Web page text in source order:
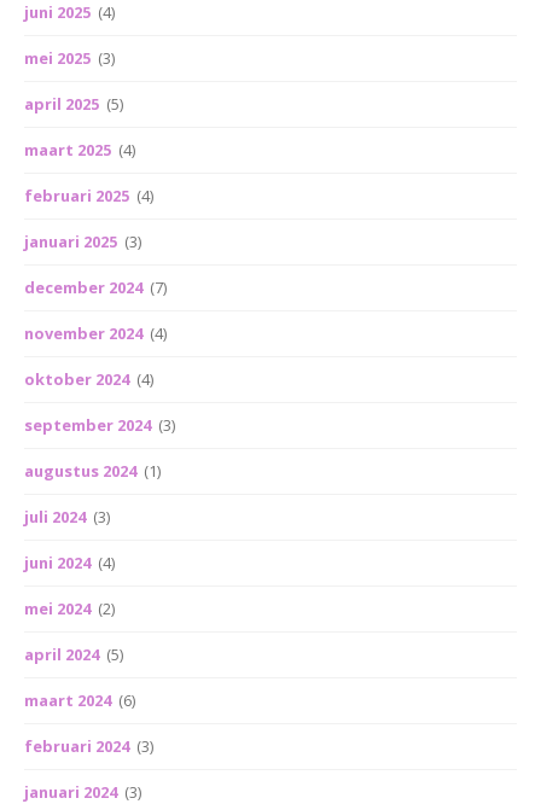
juni 2025 (4)
mei 2025 (3)
april 2025 (5)
maart 2025 (4)
februari 2025 (4)
januari 2025 (3)
december 2024 (7)
november 2024 (4)
oktober 2024 (4)
september 2024 (3)
augustus 2024 (1)
juli 2024 (3)
juni 2024 (4)
mei 2024 (2)
april 2024 (5)
maart 2024 (6)
februari 2024 (3)
januari 2024 (3)